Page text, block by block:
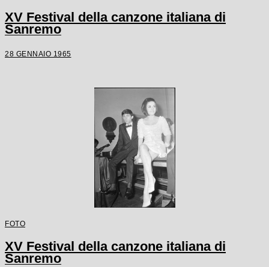
XV Festival della canzone italiana di
Sanremo
28 GENNAIO 1965
FOTO
XV Festival della canzone italiana di
Sanremo